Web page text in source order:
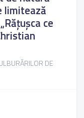
limitează
ce
DE